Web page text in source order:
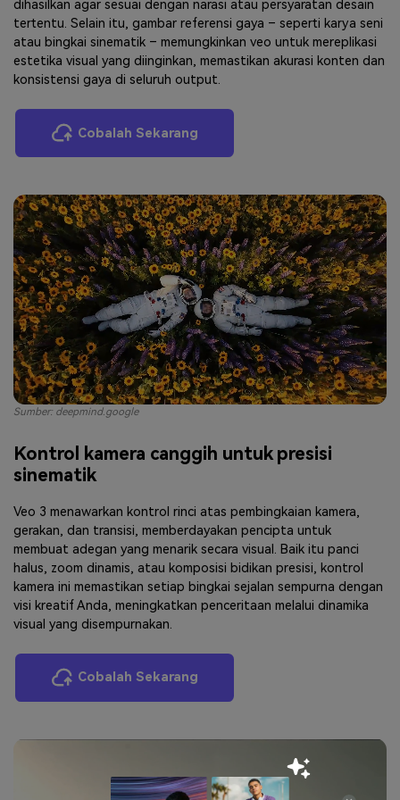
dihasilkan agar sesuai dengan narasi atau persyaratan desain
tertentu. Selain itu, gambar referensi gaya – seperti karya seni
atau bingkai sinematik – memungkinkan veo untuk mereplikasi
estetika visual yang diinginkan, memastikan akurasi konten dan
konsistensi gaya di seluruh output.
Cobalah Sekarang
Kontrol kamera canggih untuk presisi
sinematik
Veo 3 menawarkan kontrol rinci atas pembingkaian kamera,
gerakan, dan transisi, memberdayakan pencipta untuk
membuat adegan yang menarik secara visual. Baik itu panci
halus, zoom dinamis, atau komposisi bidikan presisi, kontrol
kamera ini memastikan setiap bingkai sejalan sempurna dengan
visi kreatif Anda, meningkatkan penceritaan melalui dinamika
visual yang disempurnakan.
Cobalah Sekarang
Sumber: deepmind.google